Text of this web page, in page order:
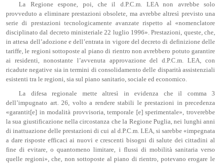
La Regione espone, poi, che il d.P.C.m. LEA non avrebbe solo
provveduto a eliminare prestazioni obsolete, ma avrebbe altresì previsto una
serie di prestazioni tecnologicamente avanzate rispetto al «nomenclatore
disciplinato dal decreto ministeriale 22 luglio 1996». Prestazioni, queste, che,
in attesa dell’adozione e dell’entrata in vigore del decreto di definizione delle
tariffe, le regioni sottoposte al piano di rientro non avrebbero potuto garantire
ai residenti, nonostante l’avvenuta approvazione del d.P.C.m. LEA, con
ricadute negative sia in termini di consolidamento delle disparità assistenziali
esistenti tra le regioni, sia sul piano sanitario, sociale ed economico.
La difesa regionale mette altresì in evidenza che il comma 3
dell’impugnato art. 26, volto a rendere stabili le prestazioni in precedenza
«garantit[e] in modalità provvisoria, temporale [e] sperimentale», troverebbe
la sua giustificazione nella circostanza che la Regione Puglia, nei lunghi anni
di inattuazione delle prestazioni di cui al d.P.C.m. LEA, si sarebbe «impegnata
a dare risposte efficaci ai nuovi e crescenti bisogni di salute dei cittadini al
fine di evitare, o quantomeno limitare, i flussi di mobilità sanitaria verso
quelle regioni», che, non sottoposte al piano di rientro, potevano erogare le